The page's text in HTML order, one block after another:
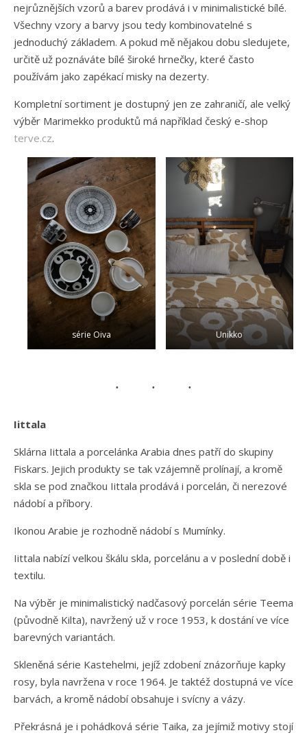
nejrůznějších vzorů a barev prodává i v minimalistické bílé.
Všechny vzory a barvy jsou tedy kombinovatelné s
jednoduchý základem. A pokud mě nějakou dobu sledujete,
určitě už poznáváte bílé široké hrnečky, které často
používám jako zapékací misky na dezerty.
Kompletní sortiment je dostupný jen ze zahraničí, ale velký
výběr Marimekko produktů má například český e-shop
terve.cz.
série Oiva Unikko
Iittala
Sklárna Iittala a porcelánka Arabia dnes patří do skupiny
Fiskars. Jejich produkty se tak vzájemně prolínají, a kromě
skla se pod značkou Iittala prodává i porcelán, či nerezové
nádobí a příbory.
Ikonou Arabie je rozhodně nádobí s Mumínky.
Iittala nabízí velkou škálu skla, porcelánu a v poslední době i
textilu.
Na výběr je minimalistický nadčasový porcelán série Teema
(původně Kilta), navržený už v roce 1953, k dostání ve více
barevných variantách.
Skleněná série Kastehelmi, jejíž zdobení znázorňuje kapky
rosy, byla navržena v roce 1964. Je taktéž dostupná ve více
barvách, a kromě nádobí obsahuje i svícny a vázy.
Překrásná je i pohádková série Taika, za jejímiž motivy stojí